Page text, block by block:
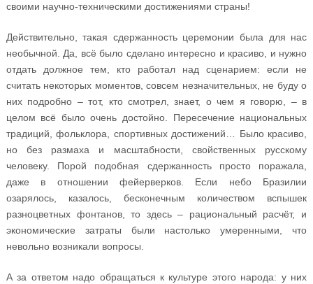
своими научно-техническими достижениями страны!
Действительно, такая сдержанность церемонии была для нас
необычной. Да, всё было сделано интересно и красиво, и нужно
отдать должное тем, кто работал над сценарием: если не
считать некоторых моментов, совсем незначительных, не буду о
них подробно – тот, кто смотрел, знает, о чем я говорю, – в
целом всё было очень достойно. Пересечение национальных
традиций, фольклора, спортивных достижений… Было красиво,
но без размаха и масштабности, свойственных русскому
человеку. Порой подобная сдержанность просто поражала,
даже в отношении фейерверков. Если небо Бразилии
озарялось, казалось, бесконечным количеством вспышек
разноцветных фонтанов, то здесь – рациональный расчёт, и
экономические затраты были настолько умеренными, что
невольно возникали вопросы.
А за ответом надо обращаться к культуре этого народа: у них